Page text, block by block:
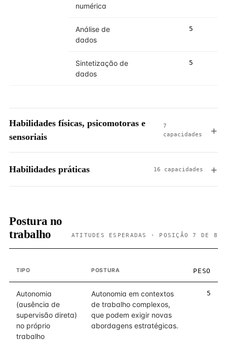
numérica
Análise de
dados
5
Sintetização de
dados
5
Habilidades físicas, psicomotoras e
sensoriais
7
capacidades
Habilidades práticas 16 capacidades
Postura no
trabalho
ATITUDES ESPERADAS · POSIÇÃO 7 DE 8
TIPO POSTURA PESO
Autonomia
(ausência de
supervisão direta)
no próprio
trabalho
Autonomia em contextos
de trabalho complexos,
que podem exigir novas
abordagens estratégicas.
5